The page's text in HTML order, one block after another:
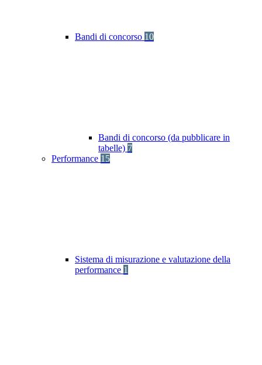
Bandi di concorso 10
Bandi di concorso (da pubblicare in
tabelle) 7
Performance 15
Sistema di misurazione e valutazione della
performance 1